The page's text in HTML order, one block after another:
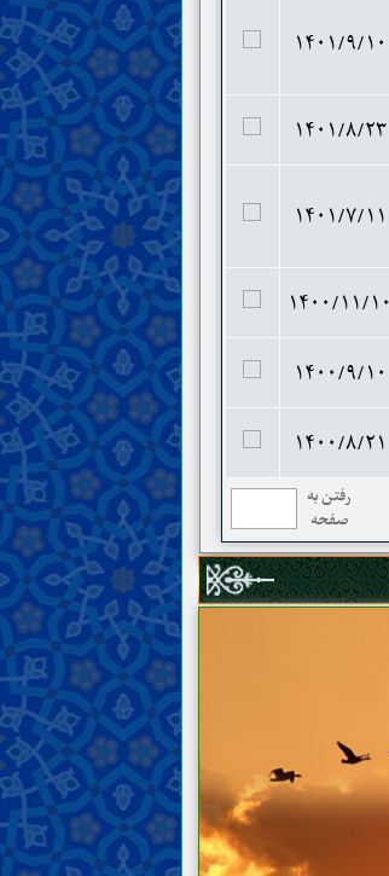
۱۴۰۱/۹/۱۰
۱۴۰۱/۸/۲۳
۱۴۰۱/۷/۱۱
۱۴۰۰/۱۱/۱۰
۱۴۰۰/۹/۱۰
۱۴۰۰/۸/۲۱
رفتن به
صفحه